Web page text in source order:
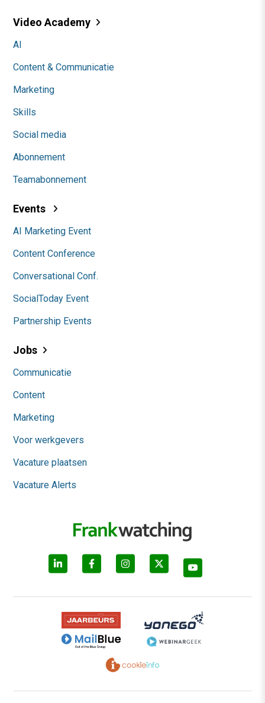
Video Academy
AI
Content & Communicatie
Marketing
Skills
Social media
Abonnement
Teamabonnement
Events
AI Marketing Event
Content Conference
Conversational Conf.
SocialToday Event
Partnership Events
Jobs
Communicatie
Content
Marketing
Voor werkgevers
Vacature plaatsen
Vacature Alerts